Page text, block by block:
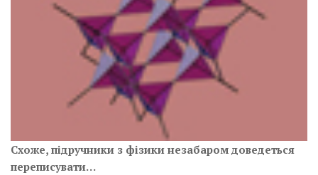
Схоже, підручники з фізики незабаром доведеться
переписувати…